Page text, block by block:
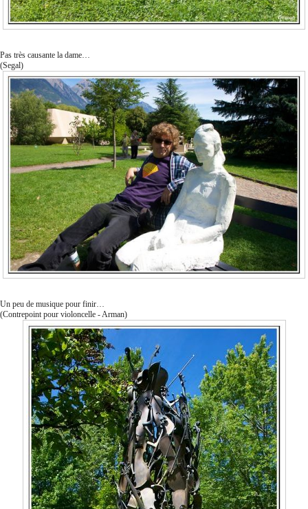
Pas très causante la dame…
(Segal)
Un peu de musique pour finir…
(Contrepoint pour violoncelle - Arman)